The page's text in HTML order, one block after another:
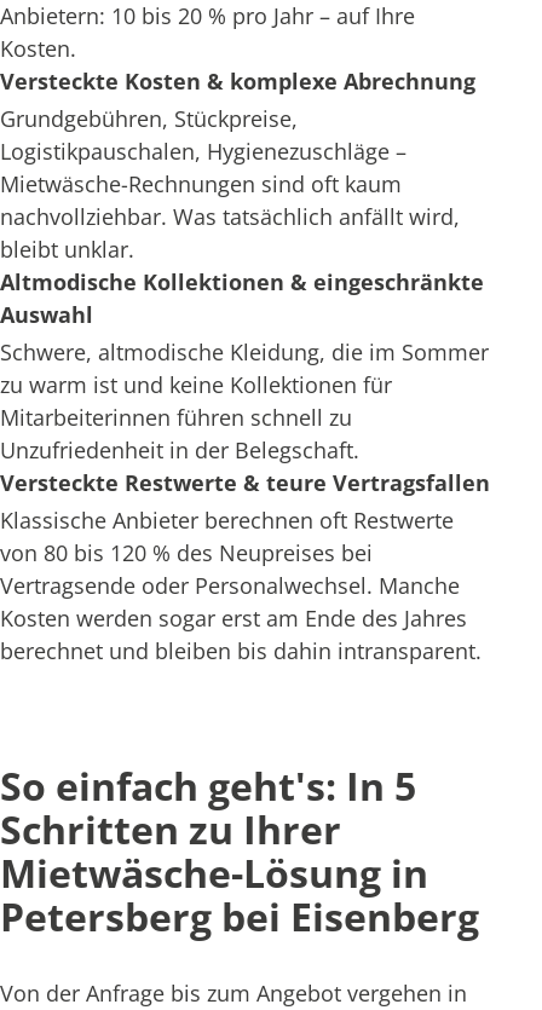
Anbietern: 10 bis 20 % pro Jahr – auf Ihre
Kosten.
Versteckte Kosten & komplexe Abrechnung
Grundgebühren, Stückpreise,
Logistikpauschalen, Hygienezuschläge –
Mietwäsche-Rechnungen sind oft kaum
nachvollziehbar. Was tatsächlich anfällt wird,
bleibt unklar.
Altmodische Kollektionen & eingeschränkte
Auswahl
Schwere, altmodische Kleidung, die im Sommer
zu warm ist und keine Kollektionen für
Mitarbeiterinnen führen schnell zu
Unzufriedenheit in der Belegschaft.
Versteckte Restwerte & teure Vertragsfallen
Klassische Anbieter berechnen oft Restwerte
von 80 bis 120 % des Neupreises bei
Vertragsende oder Personalwechsel. Manche
Kosten werden sogar erst am Ende des Jahres
berechnet und bleiben bis dahin intransparent.
So einfach geht's: In 5
Schritten zu Ihrer
Mietwäsche-Lösung in
Petersberg bei Eisenberg
Von der Anfrage bis zum Angebot vergehen in